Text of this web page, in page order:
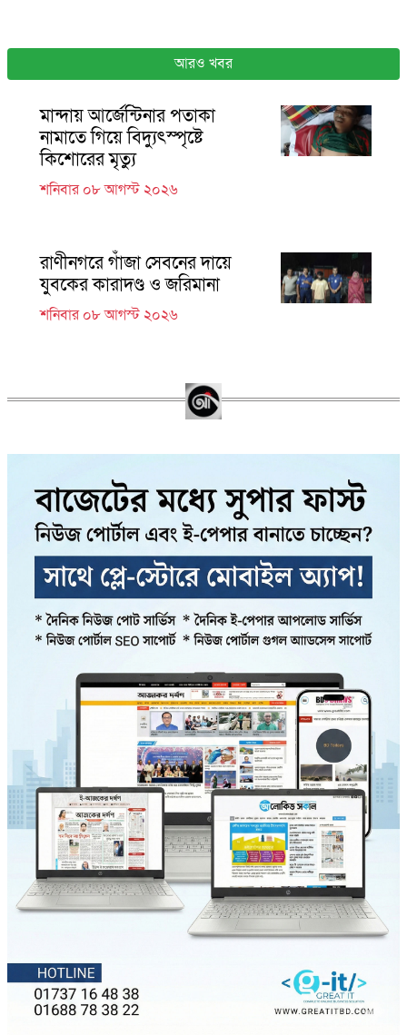
আরও খবর
মান্দায় আর্জেন্টিনার পতাকা
নামাতে গিয়ে বিদ্যুৎস্পৃষ্টে
কিশোরের মৃত্যু
শনিবার ০৮ আগস্ট ২০২৬
রাণীনগরে গাঁজা সেবনের দায়ে
যুবকের কারাদণ্ড ও জরিমানা
শনিবার ০৮ আগস্ট ২০২৬